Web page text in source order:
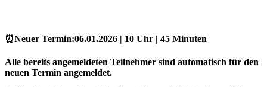
⏰Neuer Termin:06.01.2026 | 10 Uhr | 45 Minuten
Alle bereits angemeldeten Teilnehmer sind automatisch für den
neuen Termin angemeldet.